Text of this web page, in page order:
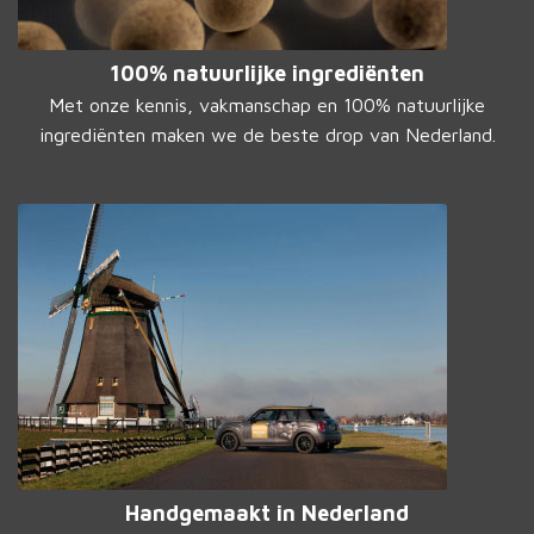
100% natuurlijke ingrediënten
Met onze kennis, vakmanschap en 100% natuurlijke
ingrediënten maken we de beste drop van Nederland.
Handgemaakt in Nederland